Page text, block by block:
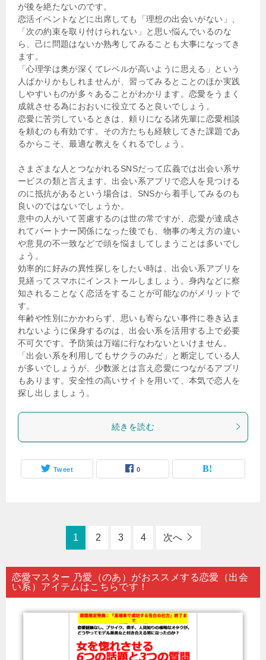
が後を絶たないのです。
恋活イベントなどに出席しても「理想の出会いがない」、
「次の約束を取り付けられない」と思い悩んでいるのな
ら、己に問題はないか熟考してみることも大事になってき
ます。
「心理学は奥が深くてレベルが高いように思える」という
人ばかりかもしれませんが、習ってみるとことのほか実践
しやすいものが多々あることがわかります。恋愛をうまく
成就させる為におおいに役立てると良いでしょう。
恋愛に苦労しているときは、頼りになる諸先輩に恋愛相談
を頼むのも有効です。その方たちも経験してきた課題であ
るからこそ、最適な教えをくれるでしょう。
さまざまな人とつながれるSNSだって広義では出会い系サ
ービスの類と言えます。出会い系アプリで恋人を見つける
のに抵抗があるという場合は、SNSから着手してみるのも
良いのではないでしょうか。
意中の人がいて苦慮するのは世の常ですが、恋愛が達成さ
れてパートナー関係になった後でも、物事の考え方の違い
や意見の不一致などで頭を悩ましてしまうことは多いでし
ょう。
効率的に好みの異性探しをしたい時は、出会い系アプリを
見繕ってスマホにインストールしましょう。身内などに察
知されることなく恋活をすることが可能なのがメリットで
す。
年齢や性別にかかわらず、思いも寄らない事件に巻き込ま
れないように保身するのは、出会い系を活用する上で必要
不可欠です。予防策は万端に行なわないといけません。
「出会い系を利用してもサクラのみだ」と断定している人
が多いでしょうが、少数派とは言え恋愛につながるアプリ
もあります。安全性の高いサイトを用いて、本気で恋人を
探し出しましょう。
続きを読む
Tweet 0
1 2 3 4 次へ
恋愛マスター 乃愛（のあ）がおススメする恋愛（出会
い系）アイテムはこちらです！